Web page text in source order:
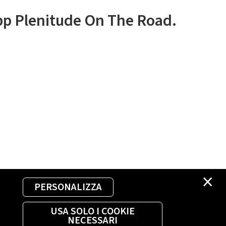
×
PERSONALIZZA
USA SOLO I COOKIE
NECESSARI
Plenitude On The Road.